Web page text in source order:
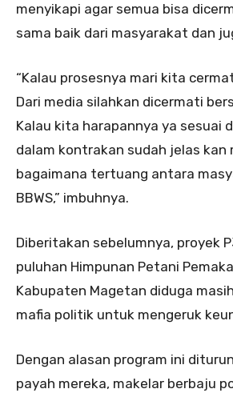
menyikapi agar semua bisa
sama baik dari masyarakat dan
“Kalau prosesnya mari kita
Dari media silahkan dicermati
Kalau kita harapannya ya sesuai
dalam kontrakan sudah jelas kan
bagaimana tertuang antara
BBWS,” imbuhnya.
Diberitakan sebelumnya, proyek
puluhan Himpunan Petani
Kabupaten Magetan diduga
mafia politik untuk mengeruk
Dengan alasan program ini
payah mereka, makelar berbaju